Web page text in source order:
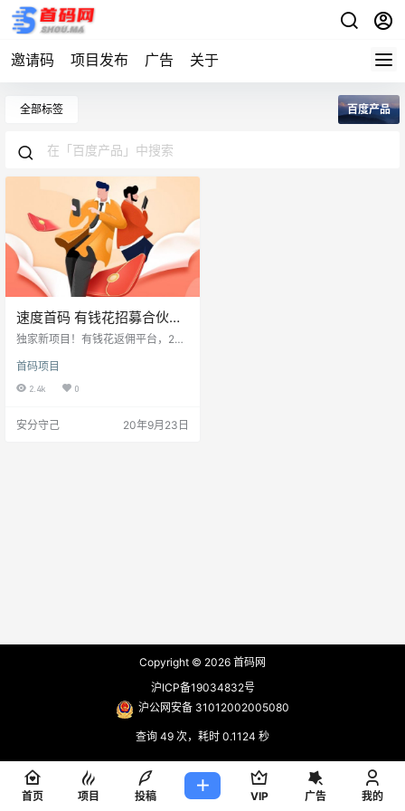
邀请码 项目发布 广告 关于
全部标签 百度产品
速度首码 有钱花招募合伙人
扫码占位，市场一片空白，
独家新项目！有钱花返佣平台，20
渠道，无申请地区限制，全国可申
请，手机号一键预审批，自用省利
对接VX； bgm6565 备注 有钱
首码项目
2.4k 0
安分守己 20年9月23日
Copyright © 2026 首码网
沪ICP备19034832号
沪公网安备 31012002005080
查询 49 次，耗时 0.1124 秒
首页 项目 投稿 VIP 广告 我的